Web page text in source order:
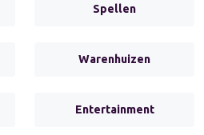
Spellen
Warenhuizen
Entertainment